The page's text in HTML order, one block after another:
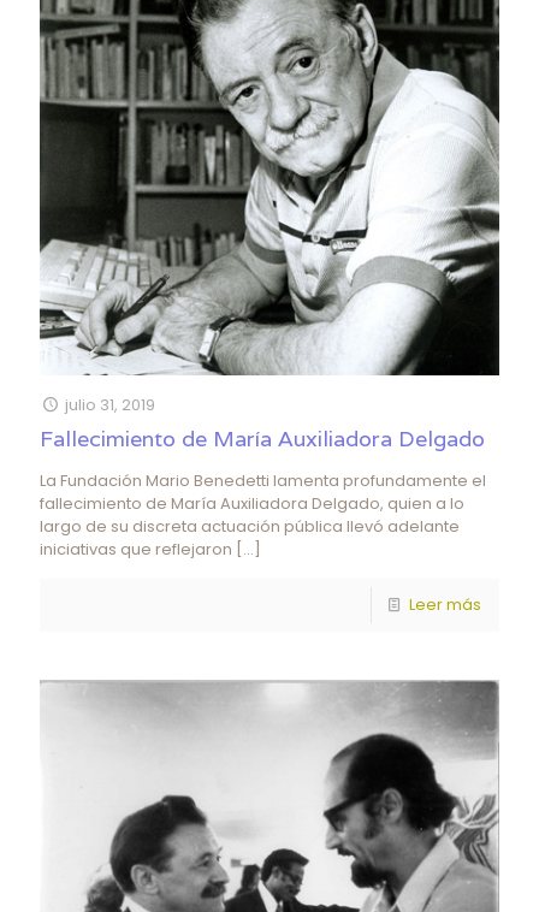
julio 31, 2019
Fallecimiento de María Auxiliadora Delgado
La Fundación Mario Benedetti lamenta profundamente el
fallecimiento de María Auxiliadora Delgado, quien a lo
largo de su discreta actuación pública llevó adelante
iniciativas que reflejaron […]
Leer más